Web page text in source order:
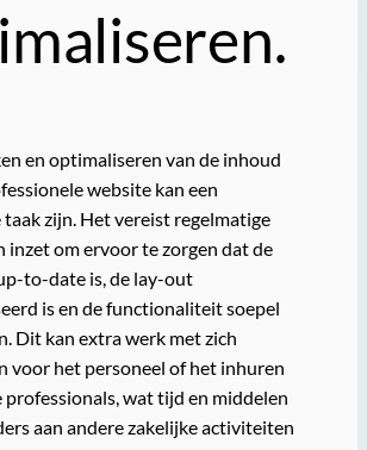
en optimaliseren van de inhoud
website kan een
zijn. Het vereist regelmatige
inzet om ervoor te zorgen dat de
to-date is, de lay-out
is en de functionaliteit soepel
Dit kan extra werk met zich
voor het personeel of het inhuren
professionals, wat tijd en middelen
aan andere zakelijke activiteiten